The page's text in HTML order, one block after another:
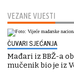
VEZANE VIJESTI
ČUVARI SJEĆANJA
Mađari iz BBŽ-a
mučenik bio je iz